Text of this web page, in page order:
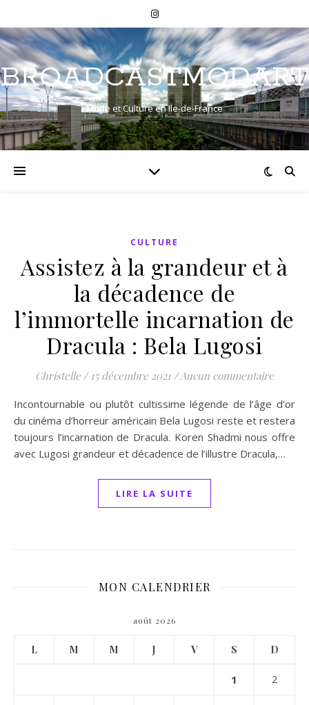
BROADCASTMODART
Mode et Culture en Ile-de-France
CULTURE
Assistez à la grandeur et à
la décadence de
l’immortelle incarnation de
Dracula : Bela Lugosi
Christelle / 15 décembre 2021 /Aucun commentaire
Incontournable ou plutôt cultissime légende de l’âge d’or
du cinéma d’horreur américain Bela Lugosi reste et restera
toujours l’incarnation de Dracula. Koren Shadmi nous offre
avec Lugosi grandeur et décadence de l’illustre Dracula,…
LIRE LA SUITE
MON CALENDRIER
août 2026
L M M J V S D
1 2